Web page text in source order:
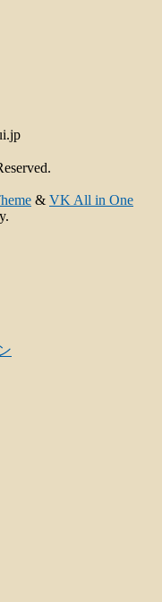
& VK All in One